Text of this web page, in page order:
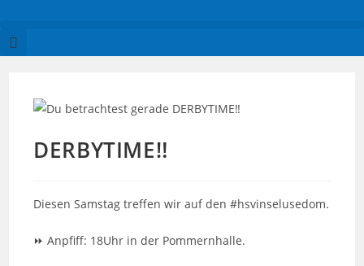
DERBYTIME‼️
Diesen Samstag treffen wir auf den #hsvinselusedom.
⏩ Anpfiff: 18Uhr in der Pommernhalle.